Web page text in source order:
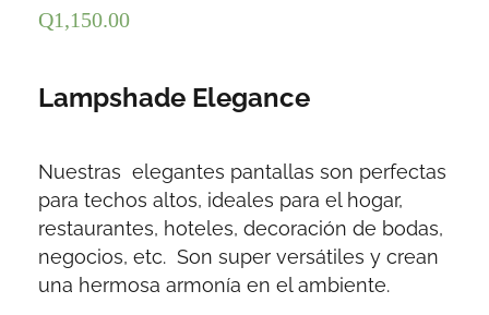
Q1,150.00
Lampshade Elegance
Nuestras elegantes pantallas son perfectas
para techos altos, ideales para el hogar,
restaurantes, hoteles, decoración de bodas,
negocios, etc. Son super versátiles y crean
una hermosa armonía en el ambiente.